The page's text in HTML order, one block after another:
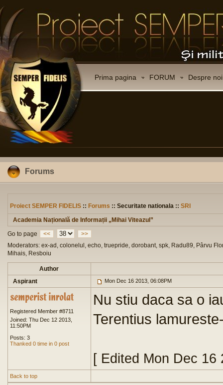
Prima pagina FORUM Despre noi
Forums
Proiect SEMPER FIDELIS :: Forums :: Securitate nationala :: SRI
Academia Națională de Informații „Mihai Viteazul”
Go to page
<<
>>
Moderators: ex-ad, colonelul, echo, truepride, dorobant, spk, Radu89, Pârvu
Mihais, Resboiu
Author
Aspirant
Mon Dec 16 2013, 06:08PM
Registered Member #8711
Joined: Thu Dec 12 2013,
11:50PM
Posts: 3
Thanked 0 time in 0 post
Nu stiu daca sa o
Terentius
[ Edited Mon Dec 16
Back to top